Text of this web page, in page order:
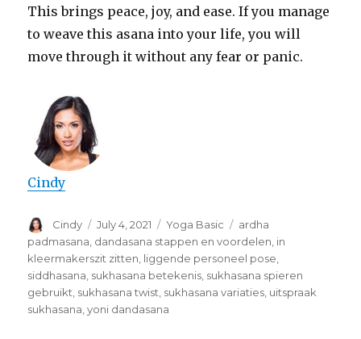
This brings peace, joy, and ease. If you manage
to weave this asana into your life, you will
move through it without any fear or panic.
Cindy
Author
Cindy
Posted
on
July 4, 2021 Categories
Yoga Basic Tags
ardha
padmasana, dandasana stappen en voordelen, in
kleermakerszit zitten, liggende personeel pose,
siddhasana, sukhasana betekenis, sukhasana spieren
gebruikt, sukhasana twist, sukhasana variaties, uitspraak
sukhasana,yoni dandasana